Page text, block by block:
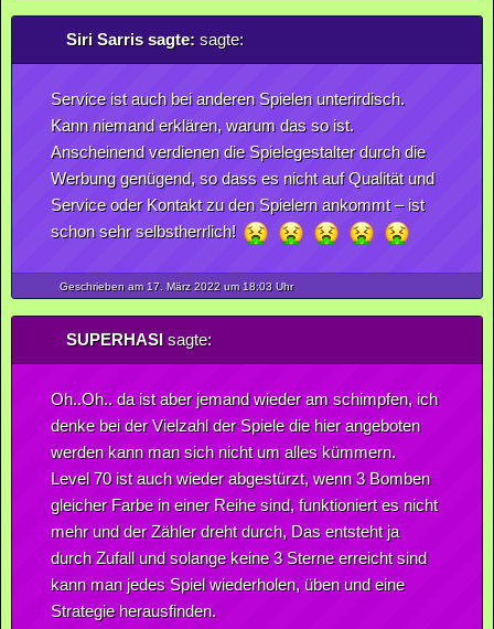
Siri Sarris sagte:sagte:
Service ist auch bei anderen Spielen unterirdisch.
Kann niemand erklären, warum das so ist.
Anscheinend verdienen die Spielegestalter durch die
Werbung genügend, so dass es nicht auf Qualität und
Service oder Kontakt zu den Spielern ankommt – ist
schon sehr selbstherrlich!
Geschrieben am 17. März2022um 18:03 Uhr
SUPERHASIsagte:
Oh..Oh.. da ist aber jemand wieder am schimpfen, ich
denke bei der Vielzahl der Spiele die hier angeboten
werden kann man sich nicht um alles kümmern.
Level 70 ist auch wieder abgestürzt, wenn 3 Bomben
gleicher Farbe in einer Reihe sind, funktioniert es nicht
mehr und der Zähler dreht durch, Das entsteht ja
durch Zufall und solange keine 3 Sterne erreicht sind
kann man jedes Spiel wiederholen, üben und eine
Strategie herausfinden.